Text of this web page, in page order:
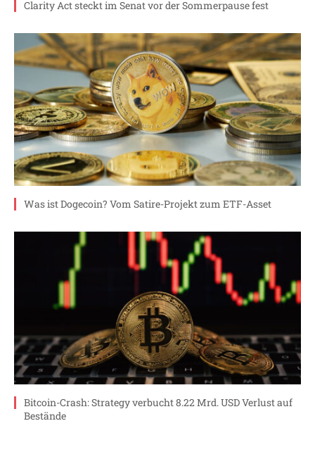
Clarity Act steckt im Senat vor der Sommerpause fest
Was ist Dogecoin? Vom Satire-Projekt zum ETF-Asset
Bitcoin-Crash: Strategy verbucht 8.22 Mrd. USD Verlust auf
Bestände